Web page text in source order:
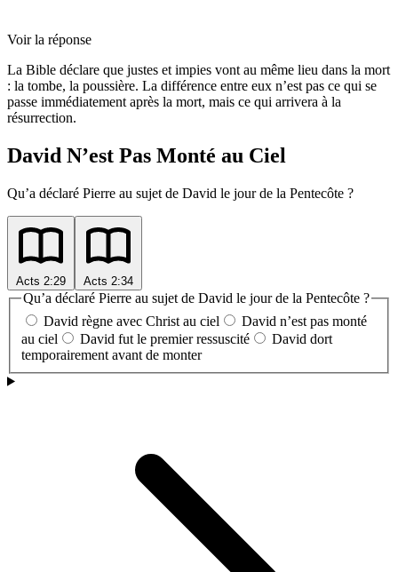
Voir la réponse
La Bible déclare que justes et impies vont au même lieu dans la mort
: la tombe, la poussière. La différence entre eux n’est pas ce qui se
passe immédiatement après la mort, mais ce qui arrivera à la
résurrection.
David N’est Pas Monté au Ciel
Qu’a déclaré Pierre au sujet de David le jour de la Pentecôte ?
Acts 2:29 Acts 2:34
Qu’a déclaré Pierre au sujet de David le jour de la Pentecôte ?
David règne avec Christ au ciel
David n’est pas monté
au ciel
David fut le premier ressuscité
David dort
temporairement avant de monter